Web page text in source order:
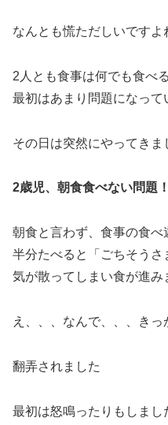
なんとも慌ただしいですよ
2人とも食事は何でも食べる
最初はあまり問題になって
その日は突然にやってきま
2歳児、朝食食べない問題
朝食と言わず、食事の食べ
半分たべると「ごちそう
気が散ってしまい食が進み
え、、、なんで、、、きっ
翻弄されました
最初は怒鳴ったりもしま